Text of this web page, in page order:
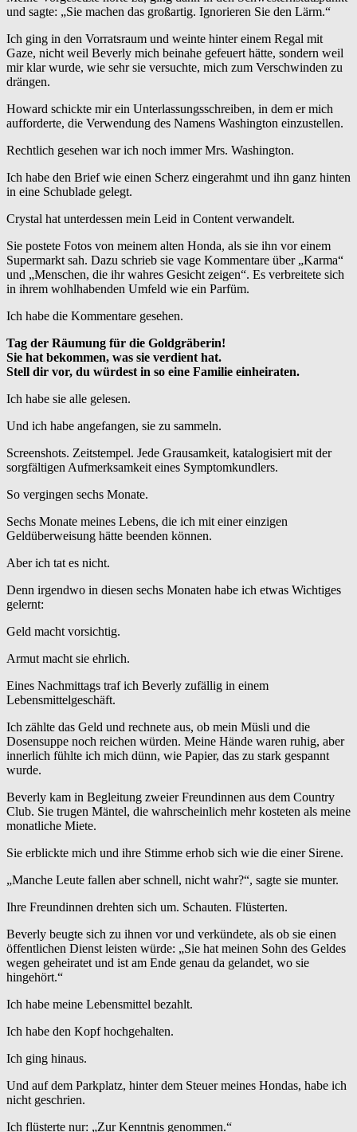
und sagte: „Sie machen das großartig. Ignorieren Sie den Lärm.“
Ich ging in den Vorratsraum und weinte hinter einem Regal mit
Gaze, nicht weil Beverly mich beinahe gefeuert hätte, sondern weil
mir klar wurde, wie sehr sie versuchte, mich zum Verschwinden zu
drängen.
Howard schickte mir ein Unterlassungsschreiben, in dem er mich
aufforderte, die Verwendung des Namens Washington einzustellen.
Rechtlich gesehen war ich noch immer Mrs. Washington.
Ich habe den Brief wie einen Scherz eingerahmt und ihn ganz hinten
in eine Schublade gelegt.
Crystal hat unterdessen mein Leid in Content verwandelt.
Sie postete Fotos von meinem alten Honda, als sie ihn vor einem
Supermarkt sah. Dazu schrieb sie vage Kommentare über „Karma“
und „Menschen, die ihr wahres Gesicht zeigen“. Es verbreitete sich
in ihrem wohlhabenden Umfeld wie ein Parfüm.
Ich habe die Kommentare gesehen.
Tag der Räumung für die Goldgräberin!
Sie hat bekommen, was sie verdient hat.
Stell dir vor, du würdest in so eine Familie einheiraten.
Ich habe sie alle gelesen.
Und ich habe angefangen, sie zu sammeln.
Screenshots. Zeitstempel. Jede Grausamkeit, katalogisiert mit der
sorgfältigen Aufmerksamkeit eines Symptomkundlers.
So vergingen sechs Monate.
Sechs Monate meines Lebens, die ich mit einer einzigen
Geldüberweisung hätte beenden können.
Aber ich tat es nicht.
Denn irgendwo in diesen sechs Monaten habe ich etwas Wichtiges
gelernt:
Geld macht vorsichtig.
Armut macht sie ehrlich.
Eines Nachmittags traf ich Beverly zufällig in einem
Lebensmittelgeschäft.
Ich zählte das Geld und rechnete aus, ob mein Müsli und die
Dosensuppe noch reichen würden. Meine Hände waren ruhig, aber
innerlich fühlte ich mich dünn, wie Papier, das zu stark gespannt
wurde.
Beverly kam in Begleitung zweier Freundinnen aus dem Country
Club. Sie trugen Mäntel, die wahrscheinlich mehr kosteten als meine
monatliche Miete.
Sie erblickte mich und ihre Stimme erhob sich wie die einer Sirene.
„Manche Leute fallen aber schnell, nicht wahr?“, sagte sie munter.
Ihre Freundinnen drehten sich um. Schauten. Flüsterten.
Beverly beugte sich zu ihnen vor und verkündete, als ob sie einen
öffentlichen Dienst leisten würde: „Sie hat meinen Sohn des Geldes
wegen geheiratet und ist am Ende genau da gelandet, wo sie
hingehört.“
Ich habe meine Lebensmittel bezahlt.
Ich habe den Kopf hochgehalten.
Ich ging hinaus.
Und auf dem Parkplatz, hinter dem Steuer meines Hondas, habe ich
nicht geschrien.
Ich flüsterte nur: „Zur Kenntnis genommen.“